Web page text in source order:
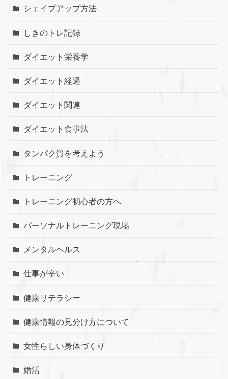
シェイプアップ方法
しきのトレ記録
ダイエット栄養学
ダイエット経過
ダイエット関連
ダイエット食事法
タンパク質を考えよう
トレーニング
トレーニング初心者の方へ
パーソナルトレーニング現場
メンタルヘルス
仕事が辛い
健康リテラシー
健康情報の見分け方について
女性らしい身体づくり
婚活